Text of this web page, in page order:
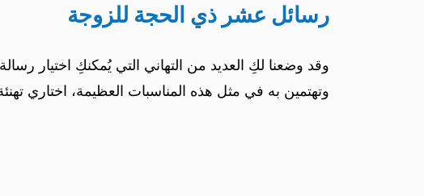
رسائل عشر ذي الحجة للزوجة
وقد وضعنا لكِ العديد من التهاني التي يُمكنكِ اختيار
وتهتمين به في مثل هذه المناسبات العظيمة، اختاري